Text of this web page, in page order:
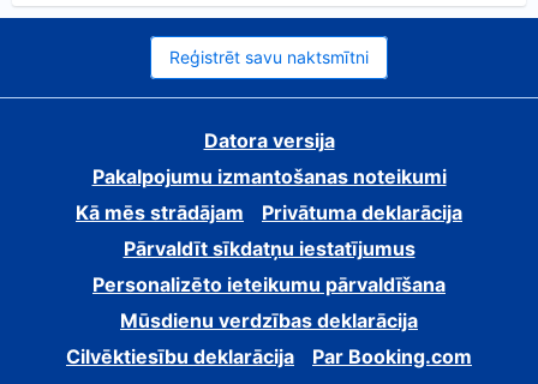
Reģistrēt savu naktsmītni
Datora versija
Pakalpojumu izmantošanas noteikumi
Kā mēs strādājam
Privātuma deklarācija
Pārvaldīt sīkdatņu iestatījumus
Personalizēto ieteikumu pārvaldīšana
Mūsdienu verdzības deklarācija
Cilvēktiesību deklarācija
Par Booking.com